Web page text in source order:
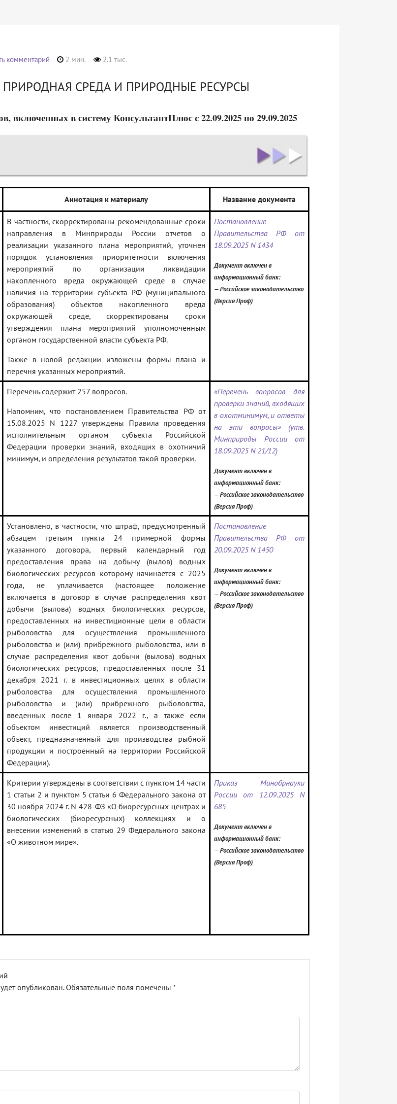
комментарий 2 мин. 2.1 тыс.
СРЕДА И ПРИРОДНЫЕ РЕСУРСЫ
включенных в систему КонсультантПлюс с 22.09.2025 по 29.09.2025
Аннотация к материалу Название документа
В частности, скорректированы рекомендованные сроки
направления в Минприроды России отчетов о
реализации указанного плана мероприятий, уточнен
порядок установления приоритетности включения
мероприятий по организации ликвидации
накопленного вреда окружающей среде в случае
наличия на территории субъекта РФ (муниципального
образования) объектов накопленного вреда
окружающей среде, скорректированы сроки
утверждения плана мероприятий уполномоченным
органом государственной власти субъекта РФ.
Также в новой редакции изложены формы плана и
перечня указанных мероприятий.
Постановление
Правительства РФ от
18.09.2025 N 1434
Документ включен в
информационный банк:
— Российское законодательство
(Версия Проф)
Перечень содержит 257 вопросов.
Напомним, что постановлением Правительства РФ от
15.08.2025 N 1227 утверждены Правила проведения
исполнительным органом субъекта Российской
Федерации проверки знаний, входящих в охотничий
минимум, и определения результатов такой проверки.
«Перечень вопросов для
проверки знаний, входящих
в охотминимум, и ответы
на эти вопросы» (утв.
Минприроды России от
18.09.2025 N 21/12)
Документ включен в
информационный банк:
— Российское законодательство
(Версия Проф)
Установлено, в частности, что штраф, предусмотренный
абзацем третьим пункта 24 примерной формы
указанного договора, первый календарный год
предоставления права на добычу (вылов) водных
биологических ресурсов которому начинается с 2025
года, не уплачивается (настоящее положение
включается в договор в случае распределения квот
добычи (вылова) водных биологических ресурсов,
предоставленных на инвестиционные цели в области
рыболовства для осуществления промышленного
рыболовства и (или) прибрежного рыболовства, или в
случае распределения квот добычи (вылова) водных
биологических ресурсов, предоставленных после 31
декабря 2021 г. в инвестиционных целях в области
рыболовства для осуществления промышленного
рыболовства и (или) прибрежного рыболовства,
введенных после 1 января 2022 г., а также если
объектом инвестиций является производственный
объект, предназначенный для производства рыбной
продукции и построенный на территории Российской
Федерации).
Постановление
Правительства РФ от
20.09.2025 N 1450
Документ включен в
информационный банк:
— Российское законодательство
(Версия Проф)
Критерии утверждены в соответствии с пунктом 14 части
1 статьи 2 и пунктом 5 статьи 6 Федерального закона от
30 ноября 2024 г. N 428-ФЗ «О биоресурсных центрах и
биологических (биоресурсных) коллекциях и о
внесении изменений в статью 29 Федерального закона
«О животном мире».
Приказ Минобрнауки
России от 12.09.2025 N
685
Документ включен в
информационный банк:
— Российское законодательство
(Версия Проф)
опубликован. Обязательные поля помечены *